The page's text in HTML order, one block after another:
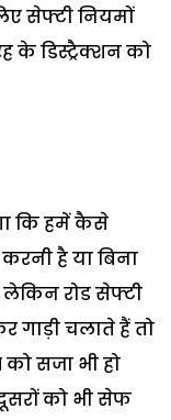
सेफ्टी नियमों
के डिस्ट्रैक्शन को
कि हमें कैसे
है या बिना
लेकिन रोड सेफ्टी
गाड़ी चलाते हैं तो
सजा भी हो
को भी सेफ